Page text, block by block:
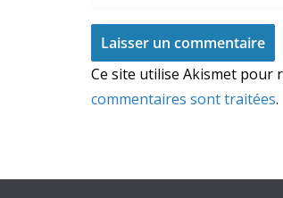
Ce site utilise Akismet pour
commentaires sont traitées.